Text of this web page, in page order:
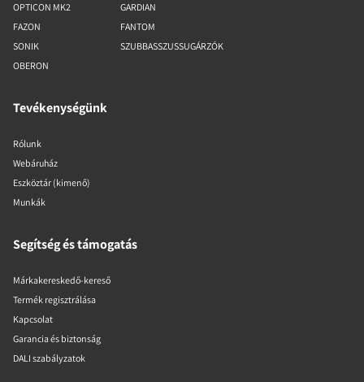
OPTICON MK2
FAZON
SONIK
OBERON
GARDIAN
FANTOM
SZUBBASSZUSSUGÁRZÓK
Tevékenységünk
Rólunk
Webáruház
Eszköztár (kimenő)
Munkák
Segítség és támogatás
Márkakereskedő-kereső
Termék regisztrálása
Kapcsolat
Garancia és biztonság
DALI szabályzatok